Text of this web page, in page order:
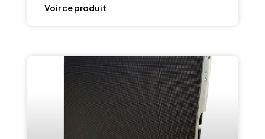
Voir ce produit